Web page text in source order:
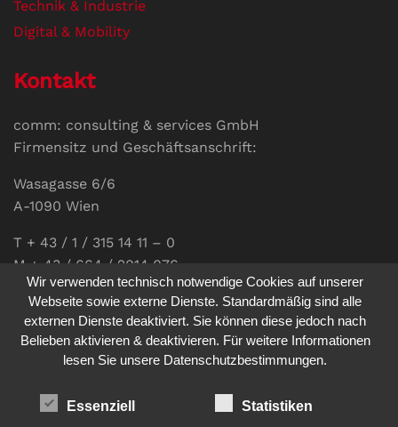
Technik & Industrie
Digital & Mobility
Kontakt
comm: consulting & services GmbH
Firmensitz und Geschäftsanschrift:
Wasagasse 6/6
A-1090 Wien
T + 43 / 1 / 315 14 11 – 0
M + 43 / 664 / 2014 076
E-Mail:office@communications.co.at
Homepage:www.communications.co.at
UID: ATU 811 196 56
Sabine Pöhacker MSc.
Wir verwenden technisch notwendige Cookies auf unserer
Webseite sowie externe Dienste. Standardmäßig sind alle
externen Dienste deaktiviert. Sie können diese jedoch nach
Belieben aktivieren & deaktivieren. Für weitere Informationen
lesen Sie unsere Datenschutzbestimmungen.
Essenziell Statistiken